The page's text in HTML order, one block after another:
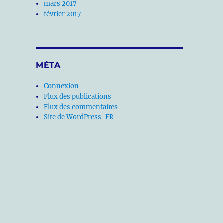
mars 2017
février 2017
MÉTA
Connexion
Flux des publications
Flux des commentaires
Site de WordPress-FR